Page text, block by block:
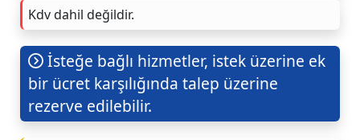
Kdv dahil değildir.
İsteğe bağlı hizmetler, istek üzerine ek
bir ücret karşılığında talep üzerine
rezerve edilebilir.